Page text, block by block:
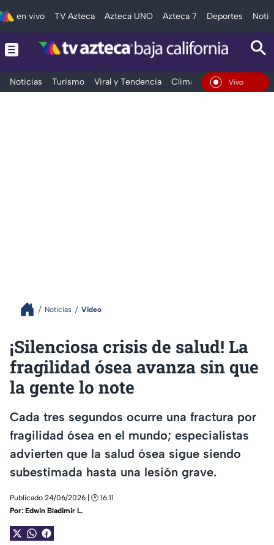
en vivo TV Azteca Azteca UNO Azteca 7 Deportes
Noticias Turismo Viral y Tendencia Clima Deportes
En Vivo
Noticias Video
¡Silenciosa crisis de salud! La
fragilidad ósea avanza sin que
la gente lo note
Cada tres segundos ocurre una fractura por
fragilidad ósea en el mundo; especialistas
advierten que la salud ósea sigue siendo
subestimada hasta una lesión grave.
Publicado 24/06/2026 | 🕑 16:11
Por: Edwin Bladimir L.